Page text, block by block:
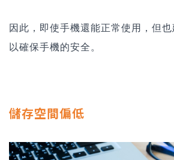
因此，即使手機還能正常使用，但也
以確保手機的安全。
儲存空間偏低